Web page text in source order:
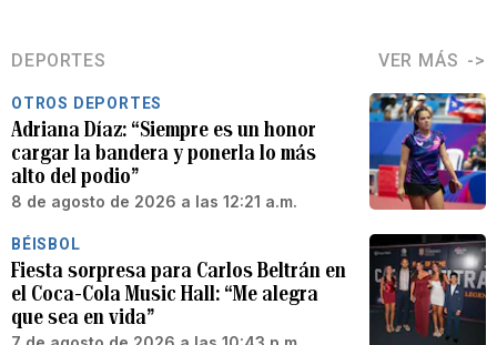
DEPORTES VER MÁS
OTROS DEPORTES
Adriana Díaz: “Siempre es un honor
cargar la bandera y ponerla lo más
alto del podio”
8 de agosto de 2026 a las 12:21 a.m.
BÉISBOL
Fiesta sorpresa para Carlos Beltrán en
el Coca-Cola Music Hall: “Me alegra
que sea en vida”